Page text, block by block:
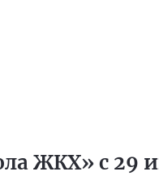
ЖКХ» с 29